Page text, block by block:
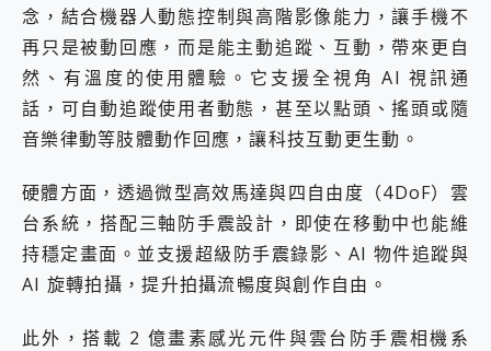
念，結合機器人動態控制與高階影像能力，讓手機不
再只是被動回應，而是能主動追蹤、互動，帶來更自
然、有溫度的使用體驗。它支援全視角 AI 視訊通
話，可自動追蹤使用者動態，甚至以點頭、搖頭或隨
音樂律動等肢體動作回應，讓科技互動更生動。
硬體方面，透過微型高效馬達與四自由度（4DoF）雲
台系統，搭配三軸防手震設計，即使在移動中也能維
持穩定畫面。並支援超級防手震錄影、AI 物件追蹤與
AI 旋轉拍攝，提升拍攝流暢度與創作自由。
此外，搭載 2 億畫素感光元件與雲台防手震相機系